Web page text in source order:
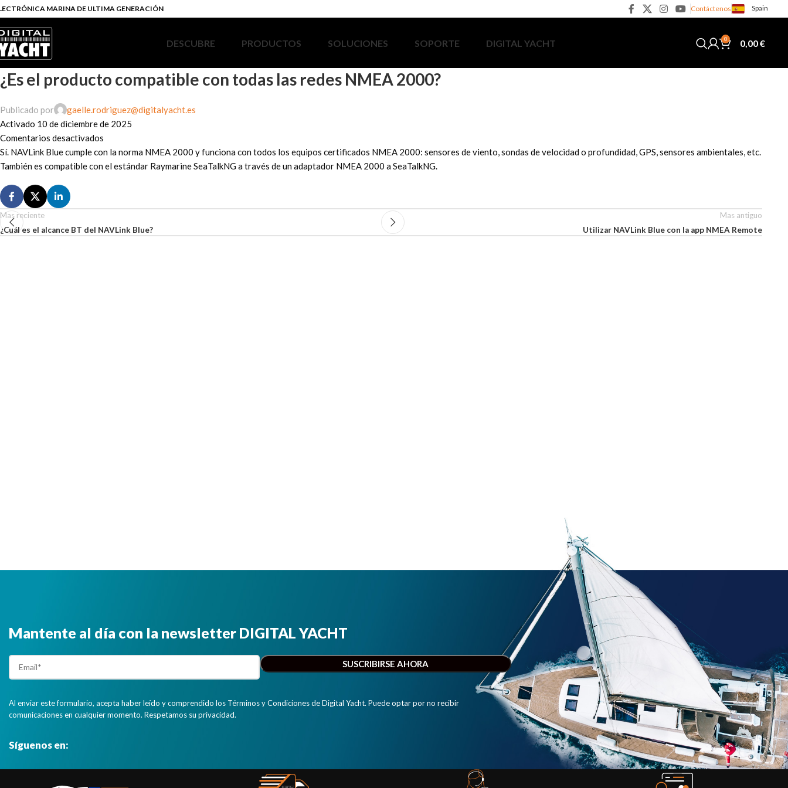
MARINA DE ULTIMA GENERACIÓN Contáctenos Spain
DESCUBRE PRODUCTOS SOLUCIONES SOPORTE DIGITAL YACHT 0 0,00€
¿Es el producto compatible con todas las redes NMEA 2000?
Publicado por
gaelle.rodriguez@digitalyacht.es
Activado 10 de diciembre de 2025
Comentarios desactivados
Sí. NAVLink Blue cumple con la norma NMEA 2000 y funciona con todos los equipos certificados NMEA 2000: sensores de viento, sondas de velocidad o profundidad, GPS, sensores ambientales, etc.
También es compatible con el estándar Raymarine SeaTalkNG a través de un adaptador NMEA 2000 a SeaTalkNG.
Mas reciente
¿Cuál es el alcance BT del NAVLink Blue?
Mas antiguo
Utilizar NAVLink Blue con la app NMEA Remote
Mantente al día con la newsletter DIGITAL YACHT
Al enviar este formulario, acepta haber leído y comprendido los Términos y Condiciones de Digital Yacht. Puede optar por no recibir
comunicaciones en cualquier momento. Respetamos su privacidad.
Síguenos en: